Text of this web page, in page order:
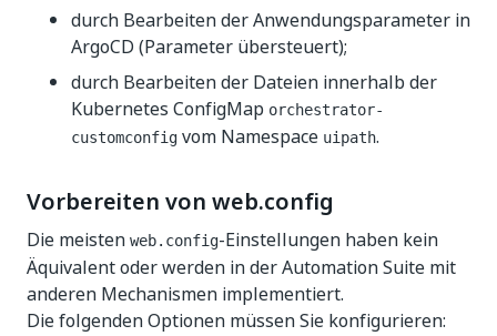
durch Bearbeiten der Anwendungsparameter in
ArgoCD (Parameter übersteuert);
durch Bearbeiten der Dateien innerhalb der
Kubernetes ConfigMap orchestrator-
customconfig vom Namespace uipath.
Vorbereiten von web.config
Die meisten web.config-Einstellungen haben kein
Äquivalent oder werden in der Automation Suite mit
anderen Mechanismen implementiert.
Die folgenden Optionen müssen Sie konfigurieren: